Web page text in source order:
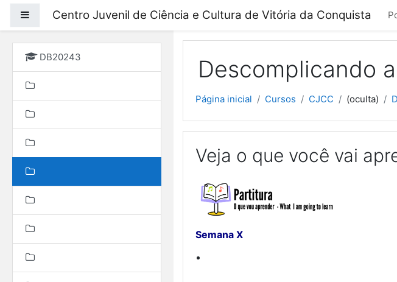
Painel lateral
Centro Juvenil de Ciência e Cultura de Vitória da Conquista
DB20243 Descomplicando
Página inicial Cursos CJCC (oculta)
Veja o que você vai
Semana X